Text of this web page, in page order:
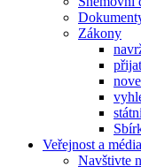
Zákony
Veřejnost a média
Navštivte